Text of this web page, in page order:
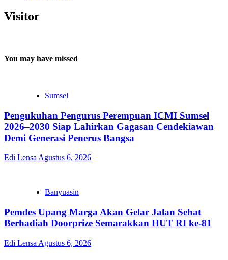
Visitor
You may have missed
Sumsel
Pengukuhan Pengurus Perempuan ICMI Sumsel
2026–2030 Siap Lahirkan Gagasan Cendekiawan
Demi Generasi Penerus Bangsa
Edi Lensa Agustus 6, 2026
Banyuasin
Pemdes Upang Marga Akan Gelar Jalan Sehat
Berhadiah Doorprize Semarakkan HUT RI ke-81
Edi Lensa Agustus 6, 2026